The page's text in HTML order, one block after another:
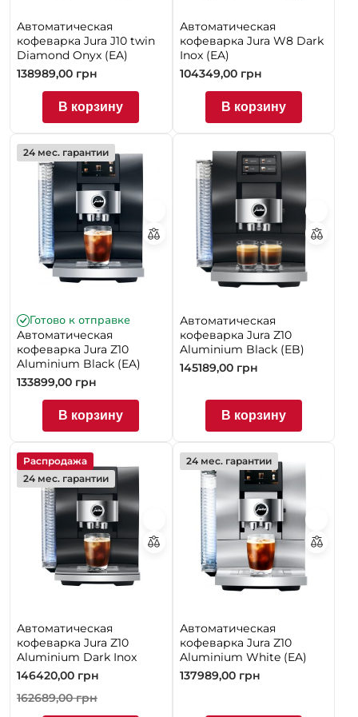
Автоматическая
кофеварка Jura J10 twin
Diamond Onyx (EA)
138989,00 грн
В корзину
Автоматическая
кофеварка Jura W8 Dark
Inox (EA)
104349,00 грн
В корзину
24 мес. гарантии
Готово к отправке
Автоматическая
кофеварка Jura Z10
Aluminium Black (EA)
133899,00 грн
В корзину
Автоматическая
кофеварка Jura Z10
Aluminium Black (EB)
145189,00 грн
В корзину
Распродажа
24 мес. гарантии
Автоматическая
кофеварка Jura Z10
Aluminium Dark Inox
146420,00 грн
162689,00грн
24 мес. гарантии
Автоматическая
кофеварка Jura Z10
Aluminium White (EA)
137989,00 грн